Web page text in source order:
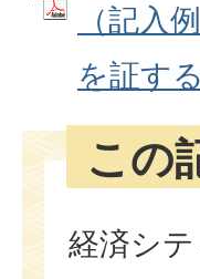
（記入
を証す
この
経済シ